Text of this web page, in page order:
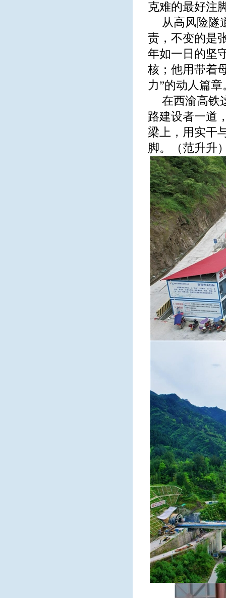
克难的最好注
从高风险隧
责，不变的是
年如一日的坚
核；他用带着
力”的动人篇章
在西渝高铁
路建设者一道
梁上，用实干
脚。（范升升